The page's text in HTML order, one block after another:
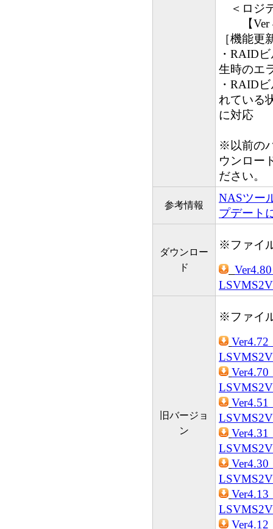
＜ロジ
【Ver
［機能更
・RAID
生時のエ
・RAID
れている
に対応
※以前の
ウンロー
ださい。
参考情報
NASツー
プデート
ダウンロー
ド
※ファイ
旧バージョ
ン
※ファイ